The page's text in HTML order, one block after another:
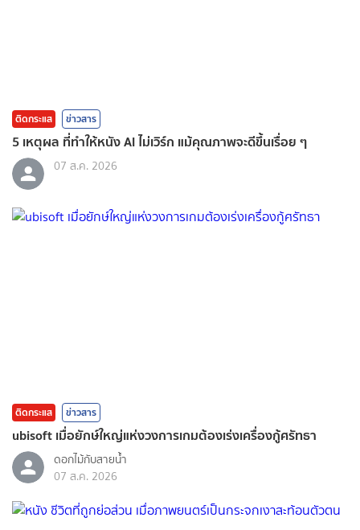
ติดกระแส ข่าวสาร
5 เหตุผล ที่ทำให้หนัง AI ไม่เวิร์ก แม้คุณภาพจะดีขึ้นเรื่อย ๆ
07 ส.ค. 2026
ติดกระแส ข่าวสาร
ubisoft เมื่อยักษ์ใหญ่แห่งวงการเกมต้องเร่งเครื่องกู้ศรัทธา
ดอกไม้กับสายน้ำ
07 ส.ค. 2026